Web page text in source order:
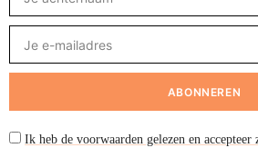
Ik heb de voorwaarden gelezen en accepteer